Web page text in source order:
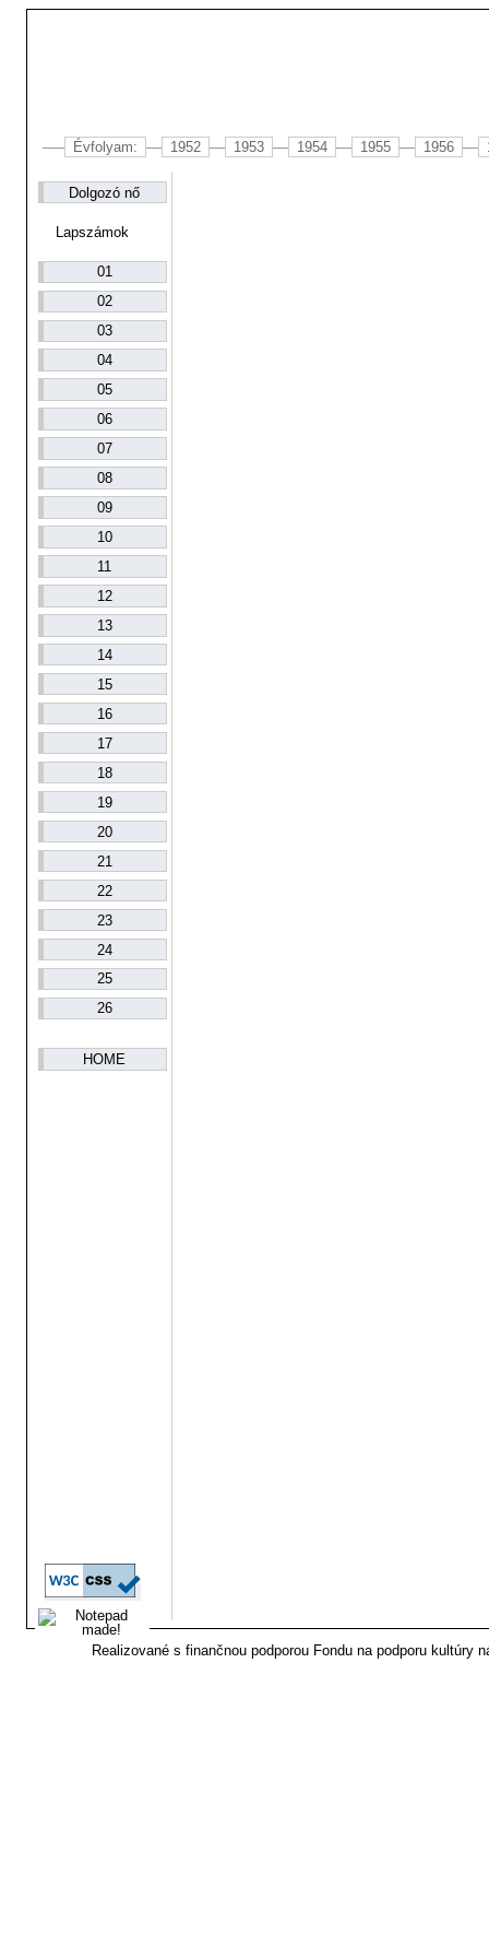
Évfolyam: 1952 1953 1954 1955 1956
Dolgozó nő
Lapszámok
01
02
03
04
05
06
07
08
09
10
11
12
13
14
15
16
17
18
19
20
21
22
23
24
25
26
HOME
Realizované s finančnou podporou Fondu na podporu kultúry